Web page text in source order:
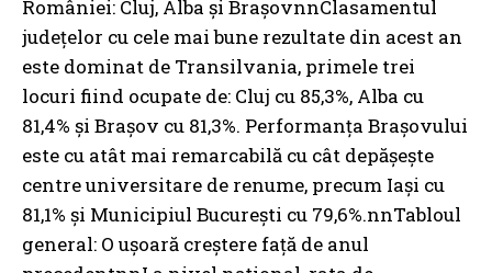
României: Cluj, Alba și BrașovnnClasamentul
județelor cu cele mai bune rezultate din acest an
este dominat de Transilvania, primele trei
locuri fiind ocupate de: Cluj cu 85,3%, Alba cu
81,4% și Brașov cu 81,3%. Performanța Brașovului
este cu atât mai remarcabilă cu cât depășește
centre universitare de renume, precum Iași cu
81,1% și Municipiul București cu 79,6%.nnTabloul
general: O ușoară creștere față de anul